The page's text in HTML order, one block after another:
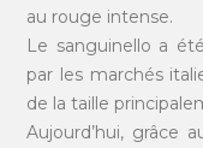
au rouge intense.
Le sanguinello a
par les marchés
de la taille
Aujourd’hui, grâce